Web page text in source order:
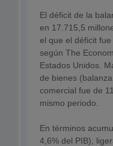
El déficit de la
en 17.715,5
el que el déficit
según The
Estados Unidos.
de bienes
comercial fue de
mismo periodo.
En términos
4,6% del PIB),